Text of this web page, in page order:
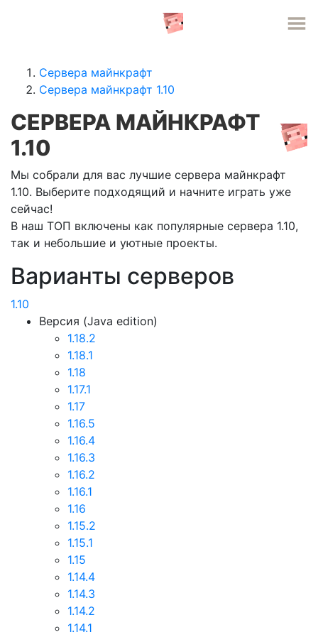
Сервера майнкрафт
Сервера майнкрафт 1.10
СЕРВЕРА МАЙНКРАФТ
1.10
Мы собрали для вас лучшие сервера майнкрафт
1.10. Выберите подходящий и начните играть уже
сейчас!
В наш ТОП включены как популярные сервера 1.10,
так и небольшие и уютные проекты.
Варианты серверов
1.10
Версия (Java edition)
1.18.2
1.18.1
1.18
1.17.1
1.17
1.16.5
1.16.4
1.16.3
1.16.2
1.16.1
1.16
1.15.2
1.15.1
1.15
1.14.4
1.14.3
1.14.2
1.14.1